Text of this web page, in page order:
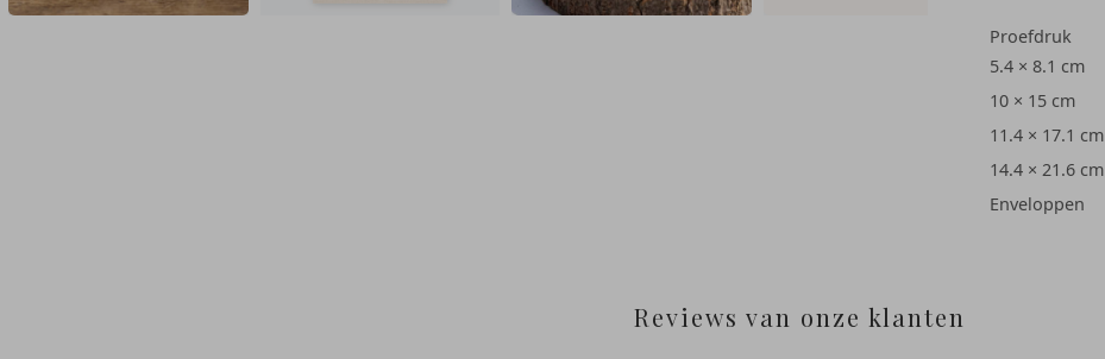
Proefdruk
5.4 × 8.1 cm
10 × 15 cm
11.4 × 17.1 cm
14.4 × 21.6 cm
Enveloppen
Reviews van onze klanten